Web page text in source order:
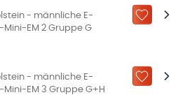
- männliche E-
Mini-EM 2 Gruppe G
ZU „MEINE
- männliche E-
Mini-EM 3 Gruppe G+H
ZU „MEINE